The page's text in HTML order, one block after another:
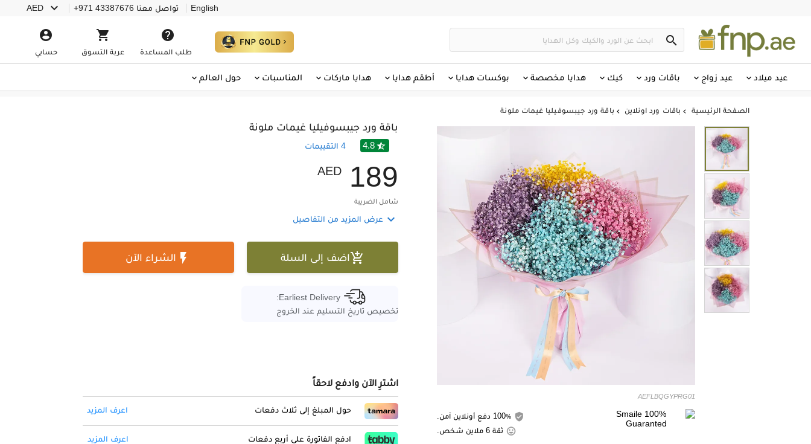
English تواصل معنا +971 43387676
AED 


طلب المساعدة

عربة التسوق

حسابي
عيد ميلاد عيد زواج باقات ورد كيك هدايا مخصصة بوكسات هدايا أطقم هدايا هدايا ماركات المناسبات حول العالم
الصفحة الرئيسية  باقات ورد اونلاين  باقة ورد جيبسوفيليا غيمات ملونة
AEFLBQGYPRG01
ثقة 6 ملاين شخص.
باقة ورد جيبسوفيليا غيمات ملونة
4.8
4 التقييمات
AED 189
شامل الضريبة
 عرض المزيد من التفاصيل
اضف إلى السلة  الشراء الآن
Earliest Delivery:
تخصيص تاريخ التسليم عند الخروج
اشترِ الآن وادفع لاحقاً
حول المبلغ إلى ثلاث دفعات اعرف المزيد
ادفع الفاتورة على أربع دفعات اعرف المزيد